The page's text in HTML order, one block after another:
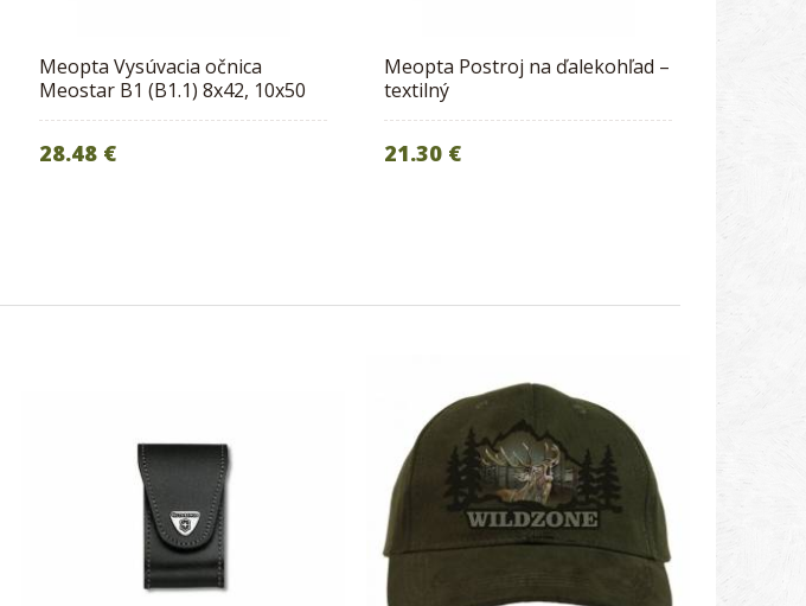
Meopta Vysúvacia očnica
Meostar B1 (B1.1) 8x42, 10x50
28.48 €
Meopta Postroj na ďalekohľad –
textilný
21.30 €